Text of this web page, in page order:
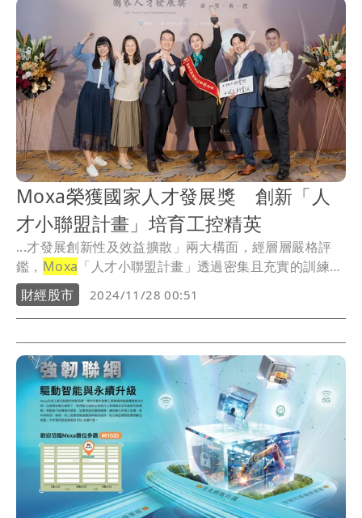
Moxa榮獲國家人才發展獎 創新「人
才小聯盟計畫」培育工控精英
...才發展創新性及效益擴散」兩大構面，經層層嚴格評
鑑， Moxa 「人才小聯盟計畫」透過密集且充實的訓練，
讓...
財經股市 2024/11/28 00:51